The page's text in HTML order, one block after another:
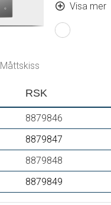
Imskydd
Justerbar
Visa mer
Måttskiss
RSK
8879846
8879847
8879848
8879849